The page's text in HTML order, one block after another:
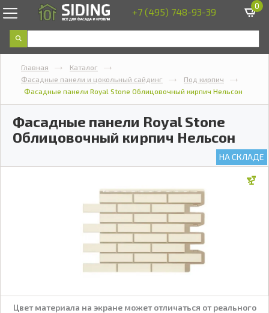
+7 (495) 748-93-39 0
Главная
Каталог
Фасадные панели и цокольный сайдинг
Под кирпич
Фасадные панели Royal Stone Облицовочный кирпич Нельсон
Фасадные панели Royal Stone
Облицовочный кирпич Нельсон
НА СКЛАДЕ
Цвет материала на экране может отличаться от реального